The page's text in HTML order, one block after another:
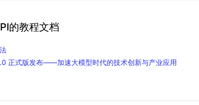
的教程文档
正式版发布——加速大模型时代的技术创新与产业应用